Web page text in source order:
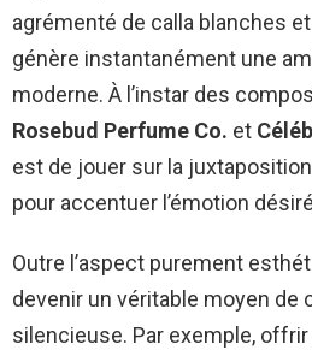
agrémenté de calla blanches
génère instantanément une
moderne. À l’instar des
Rosebud Perfume Co. et
est de jouer sur la
pour accentuer l’émotion
Outre l’aspect purement
devenir un véritable moyen de
silencieuse. Par exemple,